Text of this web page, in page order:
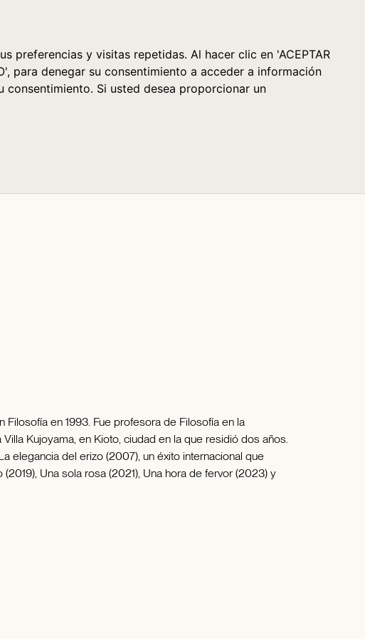
preferencias y visitas repetidas. Al hacer clic en 'ACEPTAR
para denegar su consentimiento a acceder a información
consentimiento. Si usted desea proporcionar un
en 1993. Fue profesora de Filosofía en la
Kujoyama, en Kioto, ciudad en la que residió dos años.
elegancia del erizo (2007), un éxito internacional que
Una sola rosa (2021), Una hora de fervor (2023) y